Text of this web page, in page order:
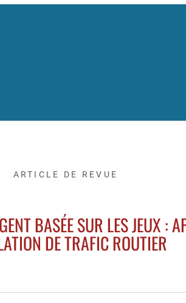
ARTICLE DE REVUE
BASÉE SUR LES JEUX :
DE TRAFIC ROUTIER